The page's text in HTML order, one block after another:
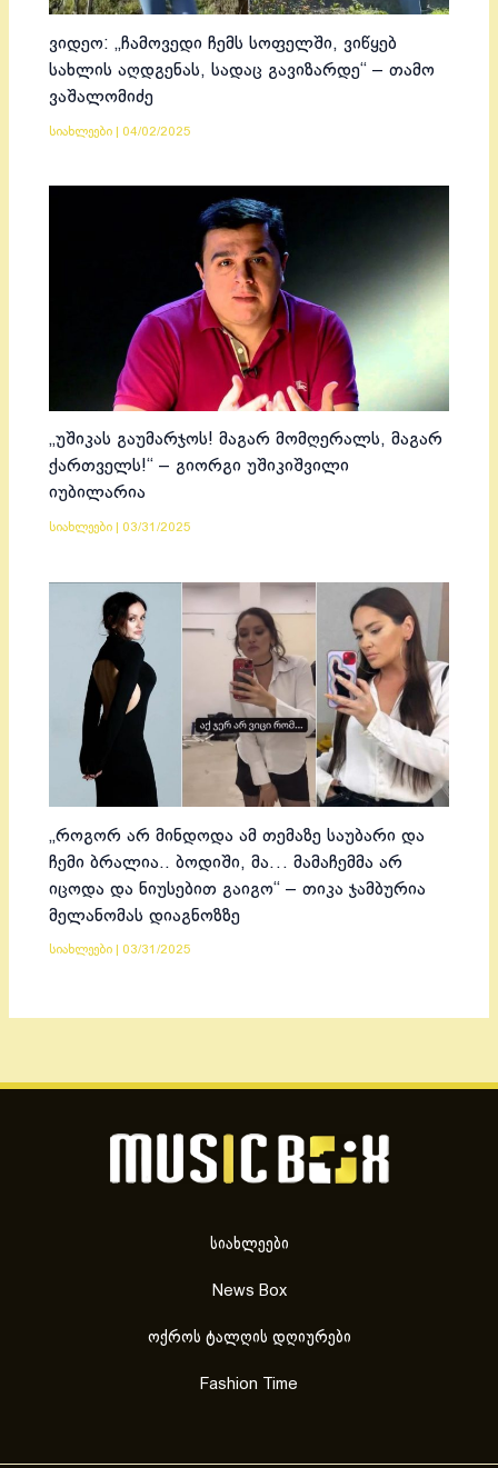
ვიდეო: „ჩამოვედი ჩემს სოფელში, ვიწყებ
სახლის აღდგენას, სადაც გავიზარდე“ – თამო
ვაშალომიძე
სიახლეები 04/02/2025
„უშიკას გაუმარჯოს! მაგარ მომღერალს, მაგარ
ქართველს!“ – გიორგი უშიკიშვილი
იუბილარია
სიახლეები 03/31/2025
„როგორ არ მინდოდა ამ თემაზე საუბარი და
ჩემი ბრალია.. ბოდიში, მა… მამაჩემმა არ
იცოდა და ნიუსებით გაიგო“ – თიკა ჯამბურია
მელანომას დიაგნოზზე
სიახლეები 03/31/2025
სიახლეები
News Box
ოქროს ტალღის დღიურები
Fashion Time